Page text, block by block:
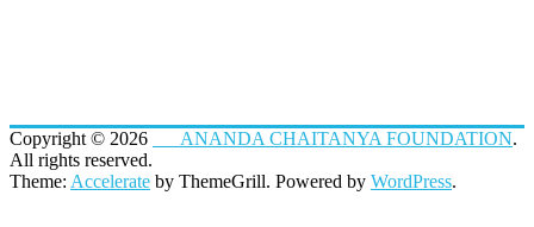
Copyright © 2026 ANANDA CHAITANYA FOUNDATION.
All rights reserved.
Theme: Accelerate by ThemeGrill. Powered by WordPress.